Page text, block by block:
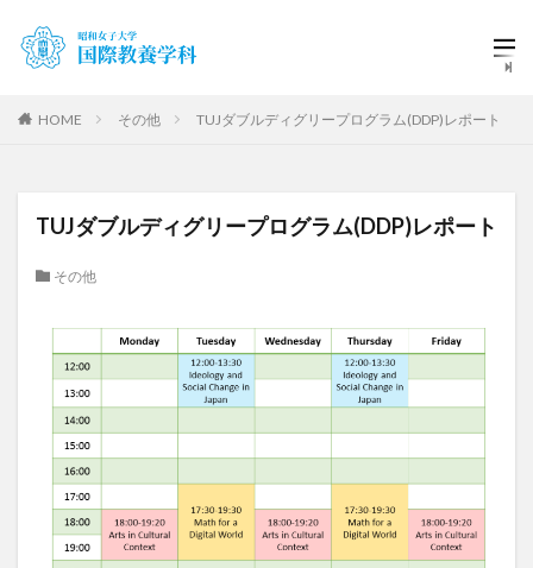
HOME その他 TUJダブルディグリープログラム(DDP)レポート
TUJダブルディグリープログラム(DDP)レポート
その他